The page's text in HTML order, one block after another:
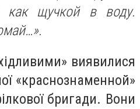
как щучкой в воду.
виявилися
«краснознаменной»
бригади. Вони